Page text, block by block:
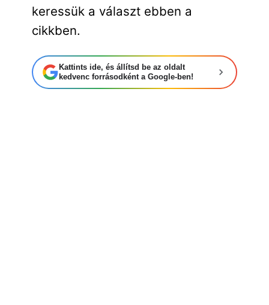
keressük a választ ebben a
cikkben.
Kattints ide, és állítsd be az oldalt
kedvenc forrásodként a Google-ben!